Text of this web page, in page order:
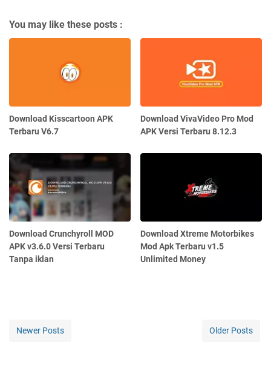
You may like these posts :
Download Kisscartoon APK
Terbaru V6.7
Download VivaVideo Pro Mod
APK Versi Terbaru 8.12.3
Download Crunchyroll MOD
APK v3.6.0 Versi Terbaru
Tanpa iklan
Download Xtreme Motorbikes
Mod Apk Terbaru v1.5
Unlimited Money
Newer Posts Older Posts